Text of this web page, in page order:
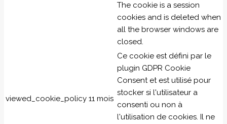
The cookie is a session
cookies and is deleted when
all the browser windows are
closed.
viewed_cookie_policy 11 mois
Ce cookie est défini par le
plugin GDPR Cookie
Consent et est utilisé pour
stocker si l'utilisateur a
consenti ou non à
l'utilisation de cookies. Il ne